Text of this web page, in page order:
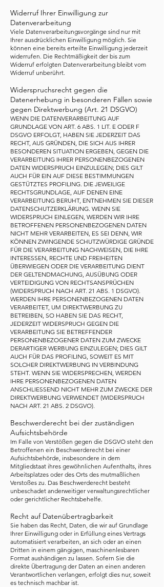
Widerruf Ihrer Einwilligung zur
Datenverarbeitung
Viele Datenverarbeitungsvorgänge sind nur mit
Ihrer ausdrücklichen Einwilligung möglich. Sie
können eine bereits erteilte Einwilligung jederzeit
widerrufen. Die Rechtmäßigkeit der bis zum
Widerruf erfolgten Datenverarbeitung bleibt vom
Widerruf unberührt.
Widerspruchsrecht gegen die
Datenerhebung in besonderen Fällen sowie
gegen Direktwerbung (Art. 21 DSGVO)
WENN DIE DATENVERARBEITUNG AUF
GRUNDLAGE VON ART. 6 ABS. 1 LIT. E ODER F
DSGVO ERFOLGT, HABEN SIE JEDERZEIT DAS
RECHT, AUS GRÜNDEN, DIE SICH AUS IHRER
BESONDEREN SITUATION ERGEBEN, GEGEN DIE
VERARBEITUNG IHRER PERSONENBEZOGENEN
DATEN WIDERSPRUCH EINZULEGEN; DIES GILT
AUCH FÜR EIN AUF DIESE BESTIMMUNGEN
GESTÜTZTES PROFILING. DIE JEWEILIGE
RECHTSGRUNDLAGE, AUF DENEN EINE
VERARBEITUNG BERUHT, ENTNEHMEN SIE DIESER
DATENSCHUTZERKLÄRUNG. WENN SIE
WIDERSPRUCH EINLEGEN, WERDEN WIR IHRE
BETROFFENEN PERSONENBEZOGENEN DATEN
NICHT MEHR VERARBEITEN, ES SEI DENN, WIR
KÖNNEN ZWINGENDE SCHUTZWÜRDIGE GRÜNDE
FÜR DIE VERARBEITUNG NACHWEISEN, DIE IHRE
INTERESSEN, RECHTE UND FREIHEITEN
ÜBERWIEGEN ODER DIE VERARBEITUNG DIENT
DER GELTENDMACHUNG, AUSÜBUNG ODER
VERTEIDIGUNG VON RECHTSANSPRÜCHEN
(WIDERSPRUCH NACH ART. 21 ABS. 1 DSGVO).
WERDEN IHRE PERSONENBEZOGENEN DATEN
VERARBEITET, UM DIREKTWERBUNG ZU
BETREIBEN, SO HABEN SIE DAS RECHT,
JEDERZEIT WIDERSPRUCH GEGEN DIE
VERARBEITUNG SIE BETREFFENDER
PERSONENBEZOGENER DATEN ZUM ZWECKE
DERARTIGER WERBUNG EINZULEGEN; DIES GILT
AUCH FÜR DAS PROFILING, SOWEIT ES MIT
SOLCHER DIREKTWERBUNG IN VERBINDUNG
STEHT. WENN SIE WIDERSPRECHEN, WERDEN
IHRE PERSONENBEZOGENEN DATEN
ANSCHLIESSEND NICHT MEHR ZUM ZWECKE DER
DIREKTWERBUNG VERWENDET (WIDERSPRUCH
NACH ART. 21 ABS. 2 DSGVO).
Beschwerderecht bei der zuständigen
Aufsichtsbehörde
Im Falle von Verstößen gegen die DSGVO steht den
Betroffenen ein Beschwerderecht bei einer
Aufsichtsbehörde, insbesondere in dem
Mitgliedstaat ihres gewöhnlichen Aufenthalts, ihres
Arbeitsplatzes oder des Orts des mutmaßlichen
Verstoßes zu. Das Beschwerderecht besteht
unbeschadet anderweitiger verwaltungsrechtlicher
oder gerichtlicher Rechtsbehelfe.
Recht auf Datenübertragbarkeit
Sie haben das Recht, Daten, die wir auf Grundlage
Ihrer Einwilligung oder in Erfüllung eines Vertrags
automatisiert verarbeiten, an sich oder an einen
Dritten in einem gängigen, maschinenlesbaren
Format aushändigen zu lassen. Sofern Sie die
direkte Übertragung der Daten an einen anderen
Verantwortlichen verlangen, erfolgt dies nur, soweit
es technisch machbar ist.